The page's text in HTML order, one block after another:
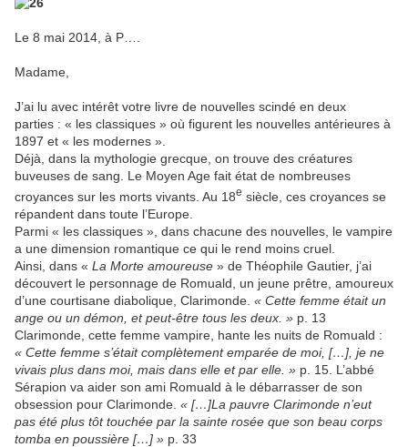
Le 8 mai 2014, à P….
Madame,
J’ai lu avec intérêt votre livre de nouvelles scindé en deux
parties : « les classiques » où figurent les nouvelles antérieures à
1897 et « les modernes ».
Déjà, dans la mythologie grecque, on trouve des créatures
buveuses de sang. Le Moyen Age fait état de nombreuses
croyances sur les morts vivants. Au 18e siècle, ces croyances se
répandent dans toute l’Europe.
Parmi « les classiques », dans chacune des nouvelles, le vampire
a une dimension romantique ce qui le rend moins cruel.
Ainsi, dans « La Morte amoureuse » de Théophile Gautier, j’ai
découvert le personnage de Romuald, un jeune prêtre, amoureux
d’une courtisane diabolique, Clarimonde. « Cette femme était un
ange ou un démon, et peut-être tous les deux. » p. 13
Clarimonde, cette femme vampire, hante les nuits de Romuald :
« Cette femme s’était complètement emparée de moi, […], je ne
vivais plus dans moi, mais dans elle et par elle. » p. 15. L’abbé
Sérapion va aider son ami Romuald à le débarrasser de son
obsession pour Clarimonde. « […]La pauvre Clarimonde n’eut
pas été plus tôt touchée par la sainte rosée que son beau corps
tomba en poussière […] » p. 33